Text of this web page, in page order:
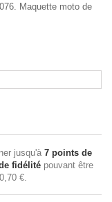
Maquette moto de
jusqu'à 7 points de
fidélité pouvant être
0,70 €.